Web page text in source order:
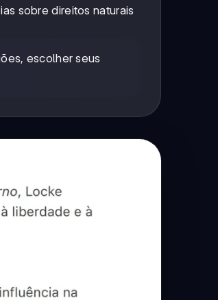
sobre direitos naturais
escolher seus